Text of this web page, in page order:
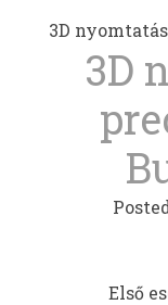
3D
3D
Első